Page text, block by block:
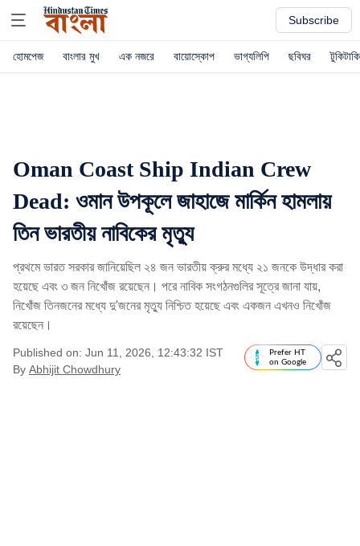
Subscribe
হোমপেজ বাংলার মুখ এক নজরে বায়োস্কোপ ভাগ্যলিপি ছবিঘর টুকিটাকি
Oman Coast Ship Indian Crew
Dead: ওমান উপকূলে জাহাজে মার্কিন হামলায়
তিন ভারতীয় নাবিকের মৃত্যু
প্রথমে ভারত সরকার জানিয়েছিল ২৪ জন ভারতীয় ক্রুর মধ্যে ২১ জনকে উদ্ধার করা
হয়েছে এবং ৩ জন নিখোঁজ রয়েছেন। পরে নাবিক সংগঠনগুলির সূত্রে জানা যায়,
নিখোঁজ তিনজনের মধ্যে দু'জনের মৃত্যু নিশ্চিত হয়েছে এবং একজন এখনও নিখোঁজ
রয়েছেন।
Published on: Jun 11, 2026, 12:43:32 IST
By Abhijit Chowdhury
Prefer HT
on Google